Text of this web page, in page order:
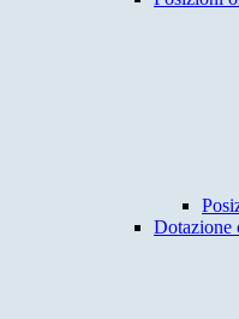
Dotazione